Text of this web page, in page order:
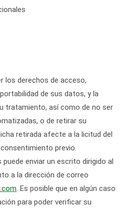
los derechos de acceso,
de sus datos, y la
tratamiento, así como de no ser
o de retirar su
retirada afecte a la licitud del
previo.
enviar un escrito dirigido al
a la dirección de correo
. Es posible que en algún caso
para poder verificar su